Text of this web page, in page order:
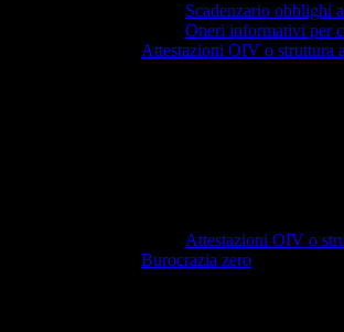
Scadenzario obblighi
Oneri informativi per
Attestazioni OIV o struttura
Attestazioni OIV o
Burocrazia zero